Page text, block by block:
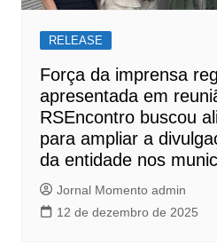
RELEASE
Força da imprensa
apresentada em
RSEncontro buscou
para ampliar a
da entidade nos
Jornal Momento admin
12 de dezembro de 2025